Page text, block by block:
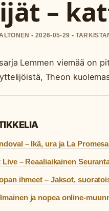
–
• 2026-05-29 •
Lemmen viemää on
Theon
– Ikä, ura ja La
– Reaaliaikainen
ihmeet – Jaksot,
ja nopea online-